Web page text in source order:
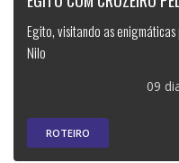
Egito, visitando as
Nilo
09
ROTEIRO